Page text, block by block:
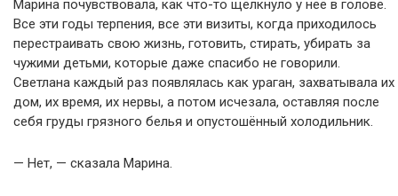
Марина почувствовала, как что-то щёлкнуло у неё в голове.
Все эти годы терпения, все эти визиты, когда приходилось
перестраивать свою жизнь, готовить, стирать, убирать за
чужими детьми, которые даже спасибо не говорили.
Светлана каждый раз появлялась как ураган, захватывала их
дом, их время, их нервы, а потом исчезала, оставляя после
себя груды грязного белья и опустошённый холодильник.
— Нет, — сказала Марина.